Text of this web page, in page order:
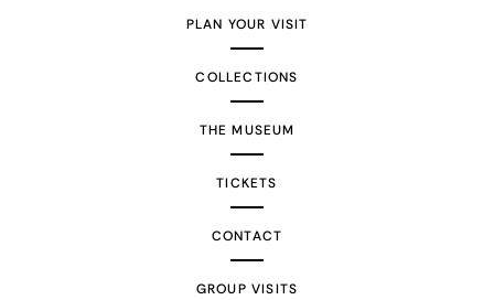
PLAN YOUR VISIT
COLLECTIONS
THE MUSEUM
TICKETS
CONTACT
GROUP VISITS